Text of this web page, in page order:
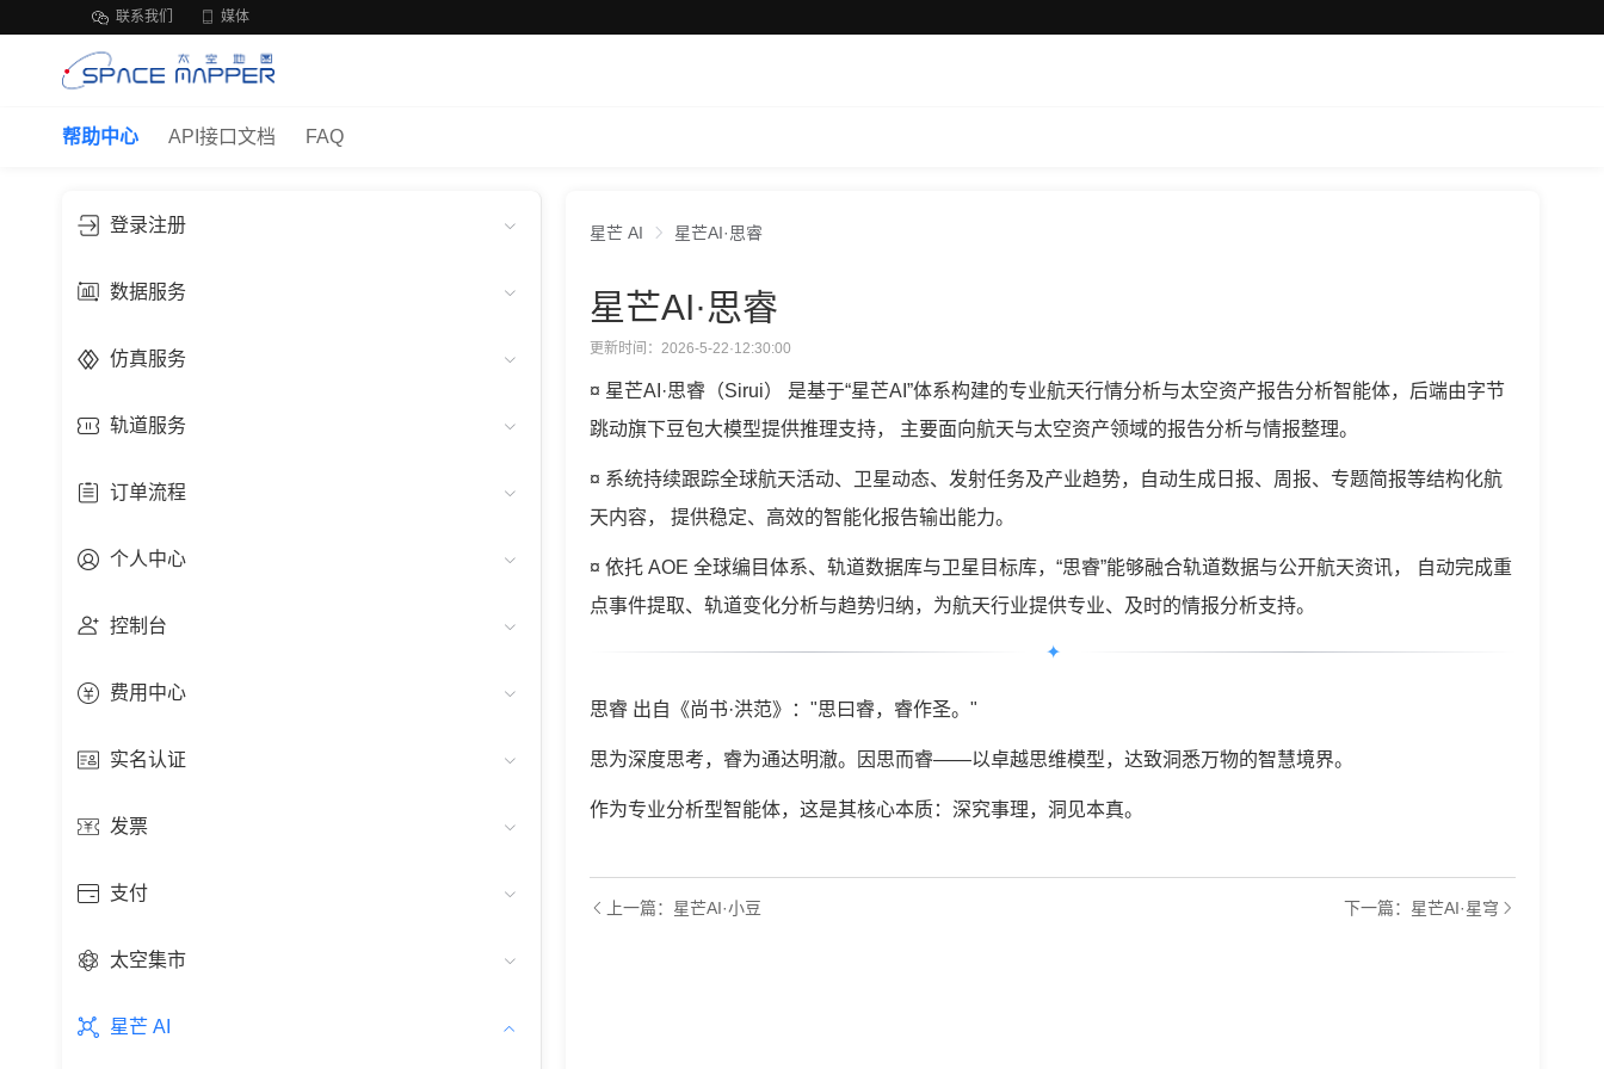
联系我们 媒体
帮助中心 API接口文档 FAQ
登录注册
数据服务
仿真服务
轨道服务
订单流程
个人中心
控制台
费用中心
实名认证
发票
支付
太空集市
星芒 AI
星芒 AI 星芒AI·思睿
星芒AI·思睿
更新时间：2026-5-22·12:30:00
¤ 星芒AI·思睿（Sirui） 是基于“星芒AI”体系构建的专业航天行情分析与太空资产报告分析智能体，后端由字节
跳动旗下豆包大模型提供推理支持， 主要面向航天与太空资产领域的报告分析与情报整理。
¤ 系统持续跟踪全球航天活动、卫星动态、发射任务及产业趋势，自动生成日报、周报、专题简报等结构化航
天内容， 提供稳定、高效的智能化报告输出能力。
¤ 依托 AOE 全球编目体系、轨道数据库与卫星目标库，“思睿”能够融合轨道数据与公开航天资讯， 自动完成重
点事件提取、轨道变化分析与趋势归纳，为航天行业提供专业、及时的情报分析支持。
✦
思睿 出自《尚书·洪范》："思曰睿，睿作圣。"
思为深度思考，睿为通达明澈。因思而睿——以卓越思维模型，达致洞悉万物的智慧境界。
作为专业分析型智能体，这是其核心本质：深究事理，洞见本真。
上一篇：星芒AI·小豆 下一篇：星芒AI·星穹